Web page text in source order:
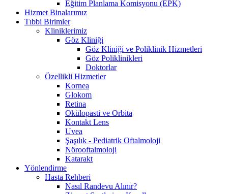
Eğitim Planlama Komisyonu (EPK)
Hizmet Binalarımız
Tıbbi Birimler
Kliniklerimiz
Göz Kliniği
Göz Kliniği ve Poliklinik Hizmetleri
Göz Poliklinikleri
Doktorlar
Özellikli Hizmetler
Kornea
Glokom
Retina
Okülopasti ve Orbita
Kontakt Lens
Uvea
Şaşılık - Pediatrik Oftalmoloji
Nörooftalmoloji
Katarakt
Yönlendirme
Hasta Rehberi
Nasıl Randevu Alınır?